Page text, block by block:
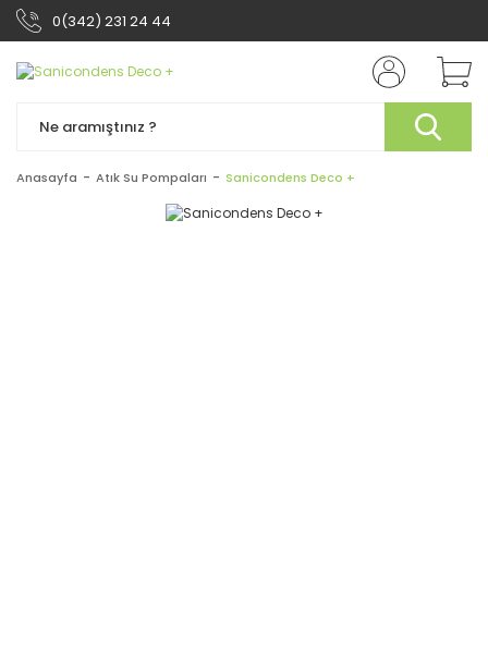
0(342) 231 24 44
Anasayfa Atık Su Pompaları Sanicondens Deco +